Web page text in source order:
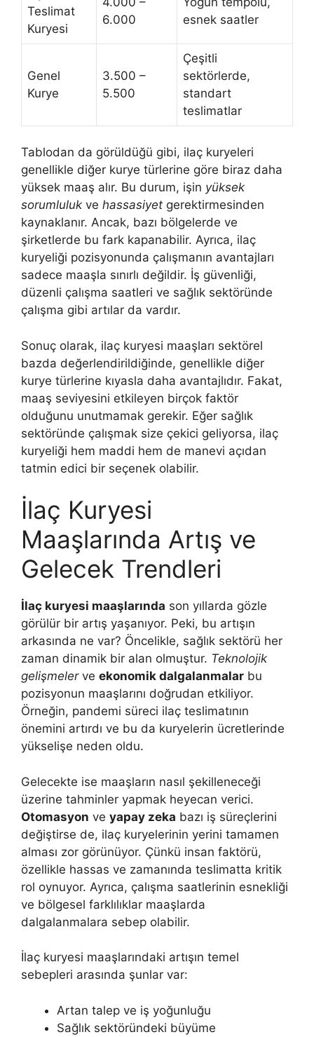
Teslimat
Kuryesi
6.000
esnek saatler
Genel
Kurye
3.500 –
5.500
Çeşitli
sektörlerde,
standart
teslimatlar
Tablodan da görüldüğü gibi, ilaç kuryeleri
genellikle diğer kurye türlerine göre biraz daha
yüksek maaş alır. Bu durum, işin yüksek
sorumluluk ve hassasiyet gerektirmesinden
kaynaklanır. Ancak, bazı bölgelerde ve
şirketlerde bu fark kapanabilir. Ayrıca, ilaç
kuryeliği pozisyonunda çalışmanın avantajları
sadece maaşla sınırlı değildir. İş güvenliği,
düzenli çalışma saatleri ve sağlık sektöründe
çalışma gibi artılar da vardır.
Sonuç olarak, ilaç kuryesi maaşları sektörel
bazda değerlendirildiğinde, genellikle diğer
kurye türlerine kıyasla daha avantajlıdır. Fakat,
maaş seviyesini etkileyen birçok faktör
olduğunu unutmamak gerekir. Eğer sağlık
sektöründe çalışmak size çekici geliyorsa, ilaç
kuryeliği hem maddi hem de manevi açıdan
tatmin edici bir seçenek olabilir.
İlaç Kuryesi
Maaşlarında Artış ve
Gelecek Trendleri
İlaç kuryesi maaşlarında son yıllarda gözle
görülür bir artış yaşanıyor. Peki, bu artışın
arkasında ne var? Öncelikle, sağlık sektörü her
zaman dinamik bir alan olmuştur. Teknolojik
gelişmelerve ekonomik dalgalanmalar bu
pozisyonun maaşlarını doğrudan etkiliyor.
Örneğin, pandemi süreci ilaç teslimatının
önemini artırdı ve bu da kuryelerin ücretlerinde
yükselişe neden oldu.
Gelecekte ise maaşların nasıl şekilleneceği
üzerine tahminler yapmak heyecan verici.
Otomasyon ve yapay zeka bazı iş süreçlerini
değiştirse de, ilaç kuryelerinin yerini tamamen
alması zor görünüyor. Çünkü insan faktörü,
özellikle hassas ve zamanında teslimatta kritik
rol oynuyor. Ayrıca, çalışma saatlerinin esnekliği
ve bölgesel farklılıklar maaşlarda
dalgalanmalara sebep olabilir.
İlaç kuryesi maaşlarındaki artışın temel
sebepleri arasında şunlar var:
Artan talep ve iş yoğunluğu
Sağlık sektöründeki büyüme